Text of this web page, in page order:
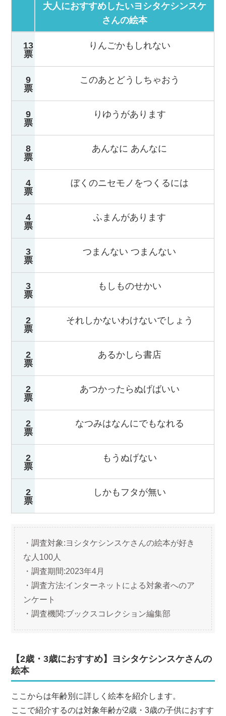
大人におすすめしたいヨシタケシンスケ
さんの絵本
13
票
りんごかもしれない
9
票
このあとどうしちゃおう
9
票
りゆうがあります
8
票
あんなに あんなに
4
票
ぼくのニセモノをつくるには
4
票
ふまんがあります
3
票
つまんない つまんない
3
票
もしものせかい
2
票
それしかないわけないでしょう
2
票
あるかしら書店
2
票
あつかったらぬげばいい
2
票
なつみはなんにでもなれる
2
票
もうぬげない
2
票
しかもフタが無い
・調査対象:ヨシタケシンスケさんの絵本が好き
な人100人
・調査期間:2023年4月
・調査方法:インターネットによる対象者へのア
ンケート
・調査機関:ブックスコレクション編集部
【2歳・3歳におすすめ】ヨシタケシンスケさんの
絵本
ここからは年齢別に詳しく絵本を紹介します。
ここで紹介するのは対象年齢が2歳・3歳の子供におすす